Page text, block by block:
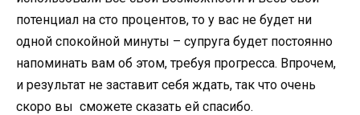
потенциал на сто процентов, то у вас не будет ни
одной спокойной минуты – супруга будет постоянно
напоминать вам об этом, требуя прогресса. Впрочем,
и результат не заставит себя ждать, так что очень
скоро вы сможете сказать ей спасибо.